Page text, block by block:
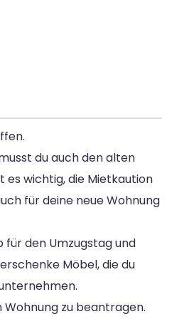
du auch den alten
wichtig, die Mietkaution
für deine neue Wohnung
für den Umzugstag und
Möbel, die du
zu beantragen.